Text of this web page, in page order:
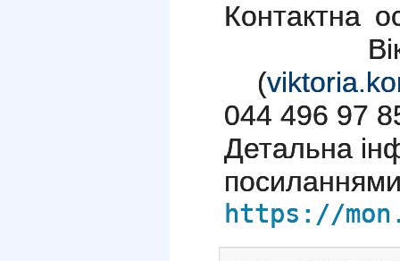
Контактна
(
044 496 97
Детальна
https://